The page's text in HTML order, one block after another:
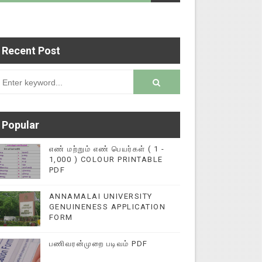
மின்னல் கல்விச் செய்தி
Recent Post
Popular
எண் மற்றும் எண் பெயர்கள் ( 1 -
1,000 ) COLOUR PRINTABLE
PDF
ANNAMALAI UNIVERSITY
GENUINENESS APPLICATION
FORM
பணிவரன்முறை படிவம் PDF